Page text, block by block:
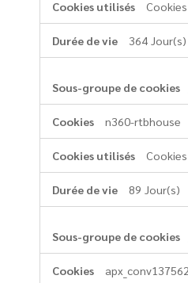
364 Jour(s)
n360-rtbhouse
89 Jour(s)